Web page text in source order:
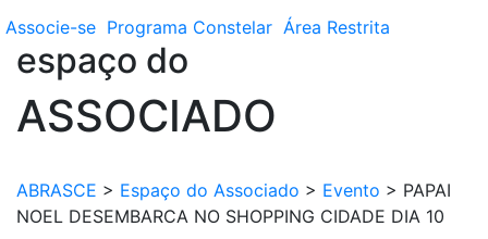
Associe-se Programa Constelar Área Restrita
espaço do
ASSOCIADO
ABRASCE > Espaço do Associado > Evento > PAPAI
NOEL DESEMBARCA NO SHOPPING CIDADE DIA 10